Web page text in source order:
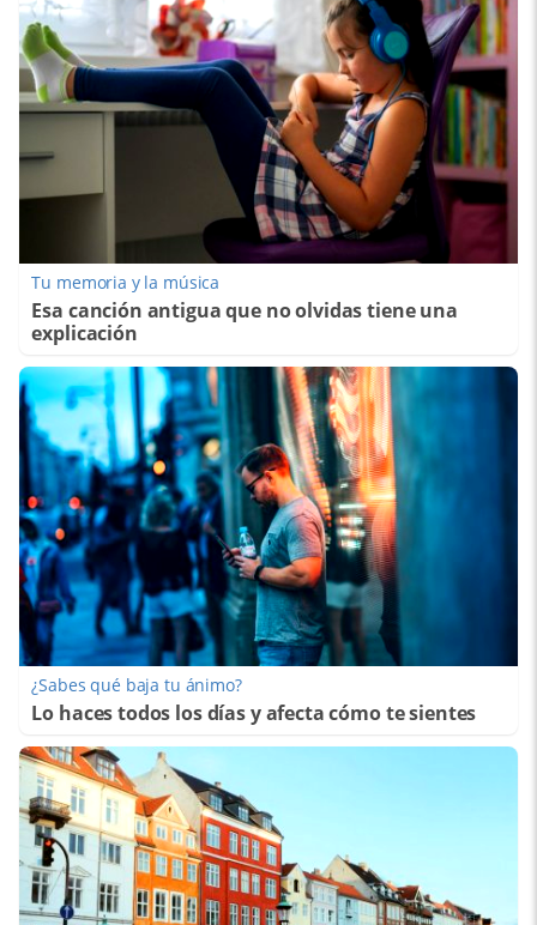
Tu memoria y la música
Esa canción antigua que no olvidas tiene una
explicación
¿Sabes qué baja tu ánimo?
Lo haces todos los días y afecta cómo te sientes